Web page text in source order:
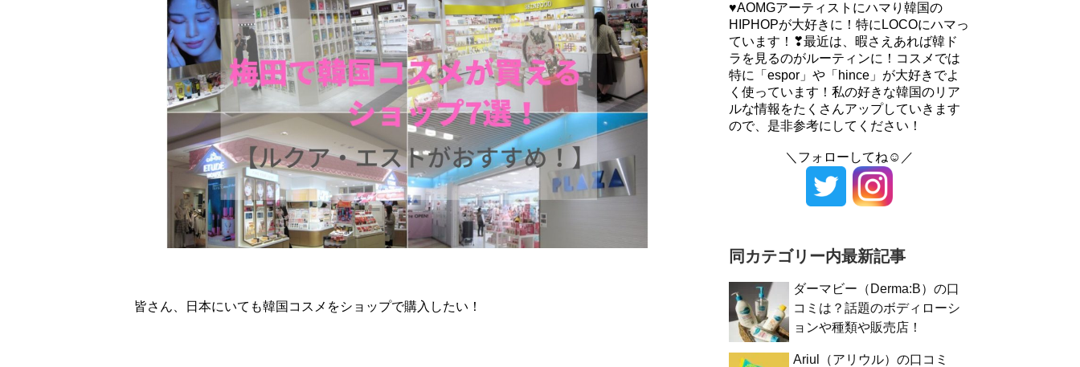
皆さん、日本にいても韓国コスメをショップで購入したい！
♥AOMGアーティストにハマり韓国の
HIPHOPが大好きに！特にLOCOにハマっ
ています！❣最近は、暇さえあれば韓ド
ラを見るのがルーティンに！コスメでは
特に「espor」や「hince」が大好きでよ
く使っています！私の好きな韓国のリア
ルな情報をたくさんアップしていきます
ので、是非参考にしてください！
＼フォローしてね☺／
同カテゴリー内最新記事
ダーマビー（Derma:B）の口
コミは？話題のボディローシ
ョンや種類や販売店！
Ariul（アリウル）の口コミ